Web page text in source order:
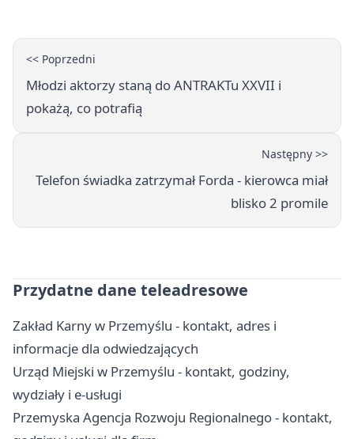
<< Poprzedni
Młodzi aktorzy staną do ANTRAKTu XXVII i
pokażą, co potrafią
Następny >>
Telefon świadka zatrzymał Forda - kierowca miał
blisko 2 promile
Przydatne dane teleadresowe
Zakład Karny w Przemyślu - kontakt, adres i
informacje dla odwiedzających
Urząd Miejski w Przemyślu - kontakt, godziny,
wydziały i e-usługi
Przemyska Agencja Rozwoju Regionalnego - kontakt,